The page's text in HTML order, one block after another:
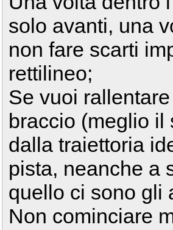
solo avanti, una
non fare scarti
rettilineo;
Se vuoi
braccio (meglio il
dalla traiettoria
pista, neanche a
quello ci sono gli
Non cominciare